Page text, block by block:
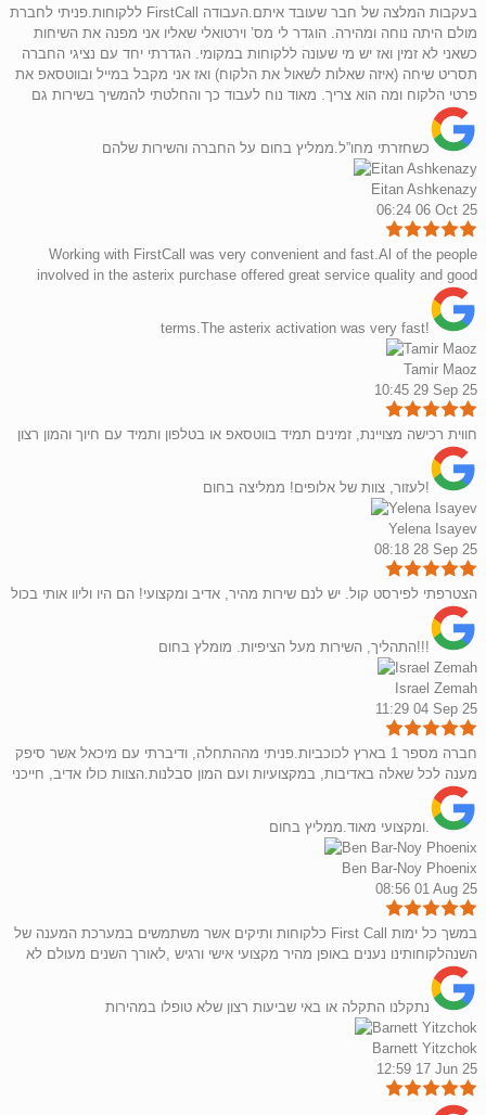
ללקוחות.פניתי לחברת FirstCall בעקבות המלצה של חבר שעובד איתם.העבודה
מולם היתה נוחה ומהירה. הוגדר לי מס’ וירטואלי שאליו אני מפנה את השיחות
כשאני לא זמין ואז יש מי שעונה ללקוחות במקומי. הגדרתי יחד עם נציגי החברה
תסריט שיחה (איזה שאלות לשאול את הלקוח) ואז אני מקבל במייל ובווטסאפ את
פרטי הלקוח ומה הוא צריך. מאוד נוח לעבוד כך והחלטתי להמשיך בשירות גם
כשחזרתי מחו”ל.ממליץ בחום על החברה והשירות שלהם
Eitan Ashkenazy
06:24 06 Oct 25
Working with FirstCall was very convenient and fast.Al of the people
involved in the asterix purchase offered great service quality and good
terms.The asterix activation was very fast!
Tamir Maoz
10:45 29 Sep 25
חווית רכישה מצויינת, זמינים תמיד בווטסאפ או בטלפון ותמיד עם חיוך והמון רצון
לעזור, צוות של אלופים! ממליצה בחום!
Yelena Isayev
08:18 28 Sep 25
הצטרפתי לפירסט קול. יש לנם שירות מהיר, אדיב ומקצועי! הם היו וליוו אותי בכול
התהליך, השירות מעל הציפיות. מומלץ בחום!!!
Israel Zemah
11:29 04 Sep 25
חברה מספר 1 בארץ לכוכביות.פניתי מההתחלה, ודיברתי עם מיכאל אשר סיפק
מענה לכל שאלה באדיבות, במקצועיות ועם המון סבלנות.הצוות כולו אדיב, חייכני
ומקצועי מאוד.ממליץ בחום.
Ben Bar-Noy Phoenix
08:56 01 Aug 25
כלקוחות ותיקים אשר משתמשים במערכת המענה של First Call במשך כל ימות
השנהלקוחותינו נענים באופן מהיר מקצועי אישי ורגיש ,לאורך השנים מעולם לא
נתקלנו התקלה או באי שביעות רצון שלא טופלו במהירות
Barnett Yitzchok
12:59 17 Jun 25